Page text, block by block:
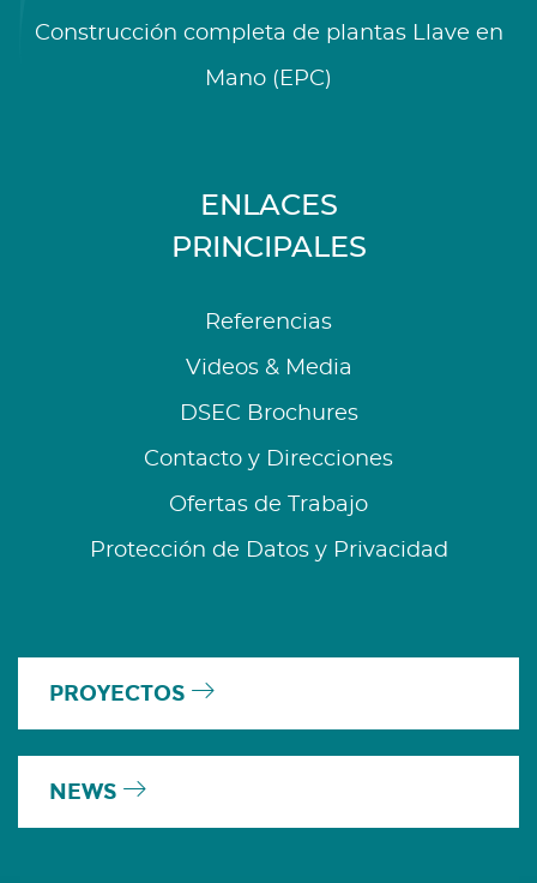
Construcción completa de plantas Llave en
Mano (EPC)
ENLACES
PRINCIPALES
Referencias
Videos & Media
DSEC Brochures
Contacto y Direcciones
Ofertas de Trabajo
Protección de Datos y Privacidad
PROYECTOS
NEWS